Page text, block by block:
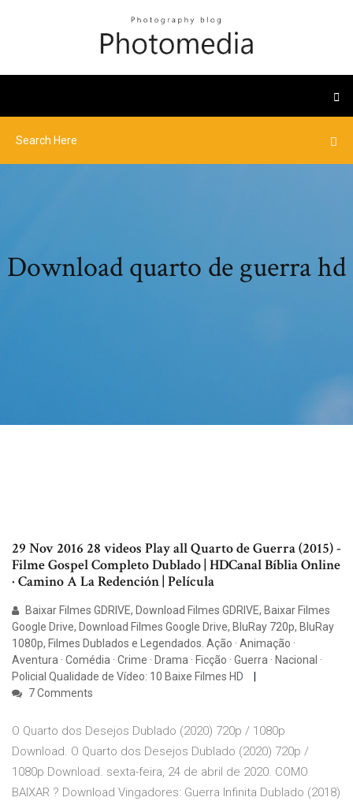
Download quarto de guerra hd
29 Nov 2016 28 videos Play all Quarto de Guerra (2015) -
Filme Gospel Completo Dublado | HDCanal Bíblia Online
· Camino A La Redención | Película
Baixar Filmes GDRIVE, Download Filmes GDRIVE, Baixar Filmes
Google Drive, Download Filmes Google Drive, BluRay 720p, BluRay
1080p, Filmes Dublados e Legendados. Ação · Animação ·
Aventura · Comédia · Crime · Drama · Ficção · Guerra · Nacional ·
Policial Qualidade de Vídeo: 10 Baixe Filmes HD
7 Comments
O Quarto dos Desejos Dublado (2020) 720p / 1080p
Download. O Quarto dos Desejos Dublado (2020) 720p /
1080p Download. sexta-feira, 24 de abril de 2020. COMO
BAIXAR ? Download Vingadores: Guerra Infinita Dublado (2018)